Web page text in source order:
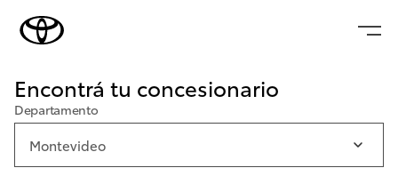
Encontrá tu concesionario
Departamento
Montevideo